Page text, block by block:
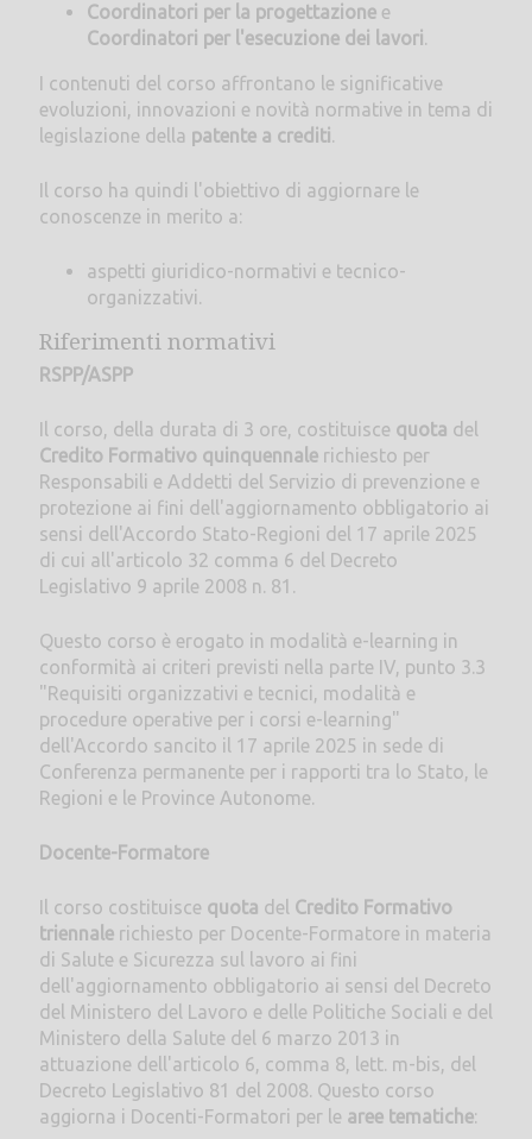
Coordinatori per la progettazionee
Coordinatori per l'esecuzione dei lavori.
I contenuti del corso affrontano le significative
evoluzioni, innovazioni e novità normative in tema di
legislazione della patente a crediti.
Il corso ha quindi l'obiettivo di aggiornare le
conoscenze in merito a:
aspetti giuridico-normativi e tecnico-
organizzativi.
Riferimenti normativi
RSPP/ASPP
Il corso, della durata di 3 ore, costituisce quota del
Credito Formativo quinquennalerichiesto per
Responsabili e Addetti del Servizio di prevenzione e
protezione ai fini dell'aggiornamento obbligatorio ai
sensi dell'Accordo Stato-Regioni del 17 aprile 2025
di cui all'articolo 32 comma 6 del Decreto
Legislativo 9 aprile 2008 n. 81.
Questo corso è erogato in modalità e-learning in
conformità ai criteri previsti nella parte IV, punto 3.3
"Requisiti organizzativi e tecnici, modalità e
procedure operative per i corsi e-learning"
dell'Accordo sancito il 17 aprile 2025 in sede di
Conferenza permanente per i rapporti tra lo Stato, le
Regioni e le Province Autonome.
Docente-Formatore
Il corso costituisce quota del Credito Formativo
triennalerichiesto per Docente-Formatore in materia
di Salute e Sicurezza sul lavoro ai fini
dell'aggiornamento obbligatorio ai sensi del Decreto
del Ministero del Lavoro e delle Politiche Sociali e del
Ministero della Salute del 6 marzo 2013 in
attuazione dell'articolo 6, comma 8, lett. m-bis, del
Decreto Legislativo 81 del 2008. Questo corso
aggiorna i Docenti-Formatori per le aree tematiche: